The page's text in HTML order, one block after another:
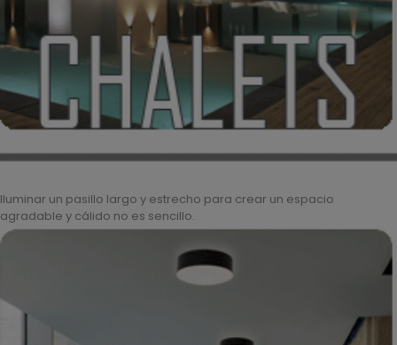
Iluminar un pasillo largo y estrecho para crear un espacio
agradable y cálido no es sencillo.